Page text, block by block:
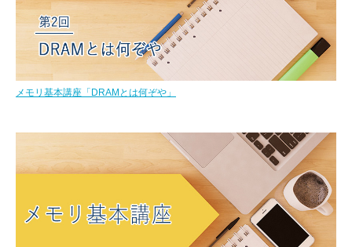
メモリ基本講座「DRAMとは何ぞや」